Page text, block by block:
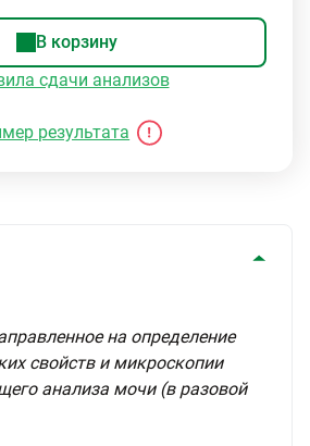
В корзину
сдачи анализов
результата
на определение
свойств и микроскопии
анализа мочи (в разовой